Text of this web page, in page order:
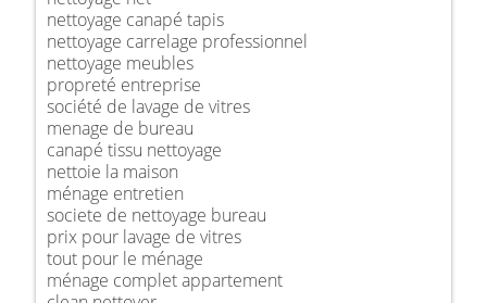
nettoyage canapé tapis
nettoyage carrelage professionnel
nettoyage meubles
propreté entreprise
société de lavage de vitres
menage de bureau
canapé tissu nettoyage
nettoie la maison
ménage entretien
societe de nettoyage bureau
prix pour lavage de vitres
tout pour le ménage
ménage complet appartement